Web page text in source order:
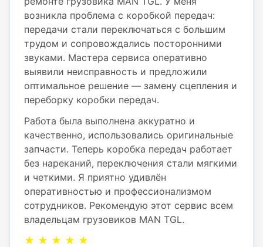
возникла проблема с коробкой передач:
передачи стали переключаться с большим
трудом и сопровождались посторонними
звуками. Мастера сервиса оперативно
выявили неисправность и предложили
оптимальное решение — замену сцепления и
переборку коробки передач.
Работа была выполнена аккуратно и
качественно, использовались оригинальные
запчасти. Теперь коробка передач работает
без нареканий, переключения стали мягкими
и четкими. Я приятно удивлён
оперативностью и профессионализмом
сотрудников. Рекомендую этот сервис всем
владельцам грузовиков MAN TGL.
★ ★ ★ ★ ★